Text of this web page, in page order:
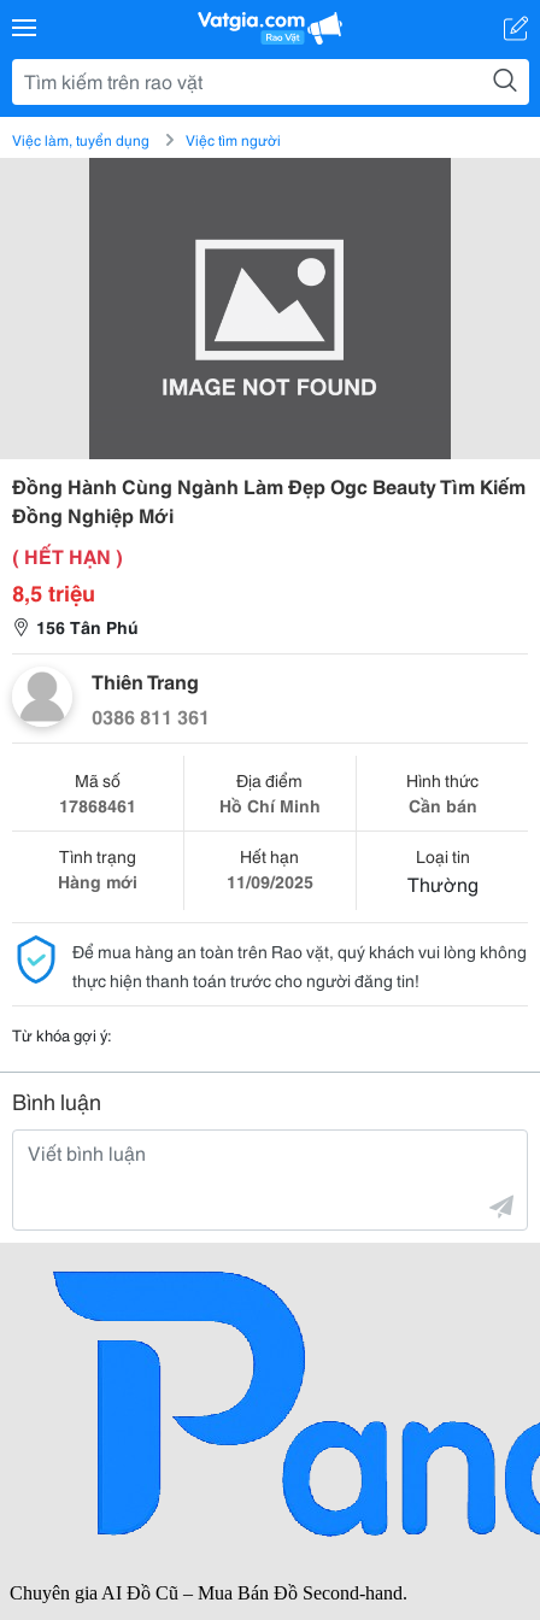
Việc làm, tuyển dụng Việc tìm người
Đồng Hành Cùng Ngành Làm Đẹp Ogc Beauty Tìm Kiếm
Đồng Nghiệp Mới
( HẾT HẠN )
8,5 triệu
156 Tân Phú
Thiên Trang
0386 811 361
Mã số
17868461
Địa điểm
Hồ Chí Minh
Hình thức
Cần bán
Tình trạng
Hàng mới
Hết hạn
11/09/2025
Loại tin
Thường
Để mua hàng an toàn trên Rao vặt, quý khách vui lòng không
thực hiện thanh toán trước cho người đăng tin!
Từ khóa gợi ý:
Bình luận